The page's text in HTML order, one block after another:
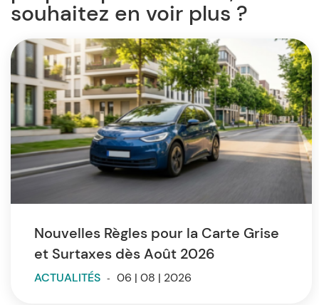
souhaitez en voir plus ?
Nouvelles Règles pour la Carte Grise
et Surtaxes dès Août 2026
ACTUALITÉS - 06 | 08 | 2026